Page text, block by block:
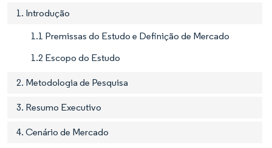
1. Introdução
1.1 Premissas do Estudo e Definição de Mercado
1.2 Escopo do Estudo
2. Metodologia de Pesquisa
3. Resumo Executivo
4. Cenário de Mercado